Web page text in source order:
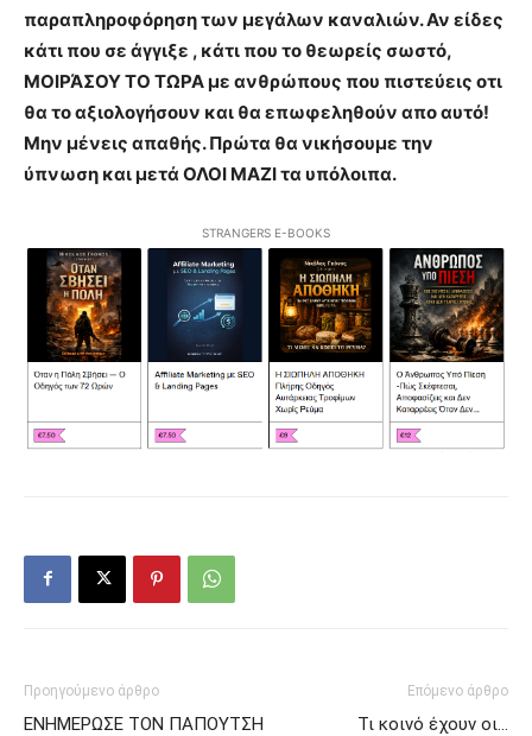
παραπληροφόρηση των μεγάλων καναλιών. Αν είδες
κάτι που σε άγγιξε , κάτι που το θεωρείς σωστό,
ΜΟΙΡΆΣΟΥ ΤΟ ΤΩΡΑ με ανθρώπους που πιστεύεις οτι
θα το αξιολογήσουν και θα επωφεληθούν απο αυτό!
Μην μένεις απαθής. Πρώτα θα νικήσουμε την
ύπνωση και μετά ΟΛΟΙ ΜΑΖΙ τα υπόλοιπα.
STRANGERS E-BOOKS
Προηγούμενο άρθρο
ΕΝΗΜΕΡΩΣΕ ΤΟΝ ΠΑΠΟΥΤΣΗ
Επόμενο άρθρο
Τι κοινό έχουν οι…